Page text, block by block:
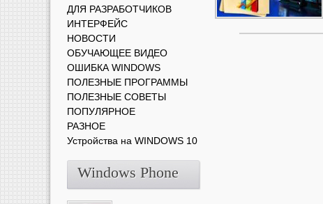
ДЛЯ РАЗРАБОТЧИКОВ
ИНТЕРФЕЙС
НОВОСТИ
ОБУЧАЮЩЕЕ ВИДЕО
ОШИБКА WINDOWS
ПОЛЕЗНЫЕ ПРОГРАММЫ
ПОЛЕЗНЫЕ СОВЕТЫ
ПОПУЛЯРНОЕ
РАЗНОЕ
Устройства на WINDOWS 10
Windows Phone